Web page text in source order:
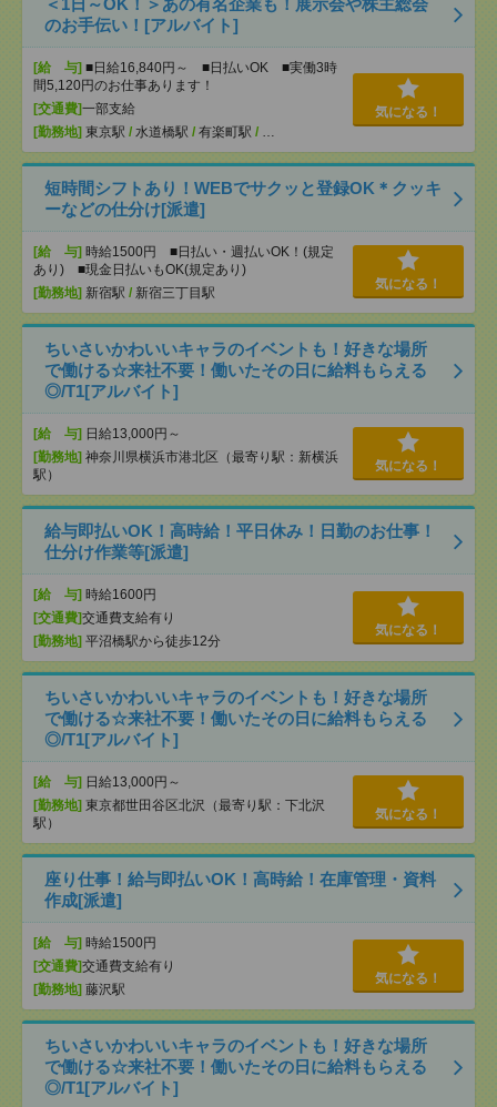
＜1日～OK！＞あの有名企業も！展示会や株主総会
のお手伝い！[アルバイト]
[給 与] ■日給16,840円～ ■日払いOK ■実働3時
間5,120円のお仕事あります！
[交通費]一部支給
[勤務地] 東京駅 / 水道橋駅 / 有楽町駅 / …
気になる！
短時間シフトあり！WEBでサクッと登録OK＊クッキ
ーなどの仕分け[派遣]
[給 与] 時給1500円 ■日払い・週払いOK！(規定
あり) ■現金日払いもOK(規定あり)
[勤務地] 新宿駅 / 新宿三丁目駅
気になる！
ちいさいかわいいキャラのイベントも！好きな場所
で働ける☆来社不要！働いたその日に給料もらえる
◎/T1[アルバイト]
[給 与] 日給13,000円～
[勤務地] 神奈川県横浜市港北区（最寄り駅：新横浜
駅）
気になる！
給与即払いOK！高時給！平日休み！日勤のお仕事！
仕分け作業等[派遣]
[給 与] 時給1600円
[交通費]交通費支給有り
[勤務地] 平沼橋駅から徒歩12分
気になる！
ちいさいかわいいキャラのイベントも！好きな場所
で働ける☆来社不要！働いたその日に給料もらえる
◎/T1[アルバイト]
[給 与] 日給13,000円～
[勤務地] 東京都世田谷区北沢（最寄り駅：下北沢
駅）
気になる！
座り仕事！給与即払いOK！高時給！在庫管理・資料
作成[派遣]
[給 与] 時給1500円
[交通費]交通費支給有り
[勤務地] 藤沢駅
気になる！
ちいさいかわいいキャラのイベントも！好きな場所
で働ける☆来社不要！働いたその日に給料もらえる
◎/T1[アルバイト]